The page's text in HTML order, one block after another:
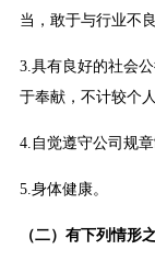
当，敢于与行业不
3.具有良好的社会
于奉献，不计较个
4.自觉遵守公司规
5.身体健康。
（二）有下列情形